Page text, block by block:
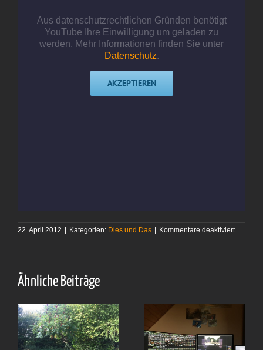
Aus datenschutzrechtlichen Gründen benötigt
YouTube Ihre Einwilligung um geladen zu
werden. Mehr Informationen finden Sie unter
Datenschutz.
AKZEPTIEREN
22. April 2012 Kategorien: Dies und Das Kommentare deaktiviertfür
Ähnliche Beiträge